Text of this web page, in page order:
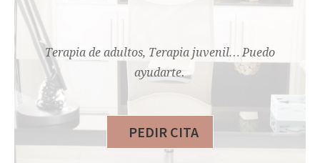
Terapia de adultos, Terapia juvenil… Puedo
ayudarte.
PEDIR CITA